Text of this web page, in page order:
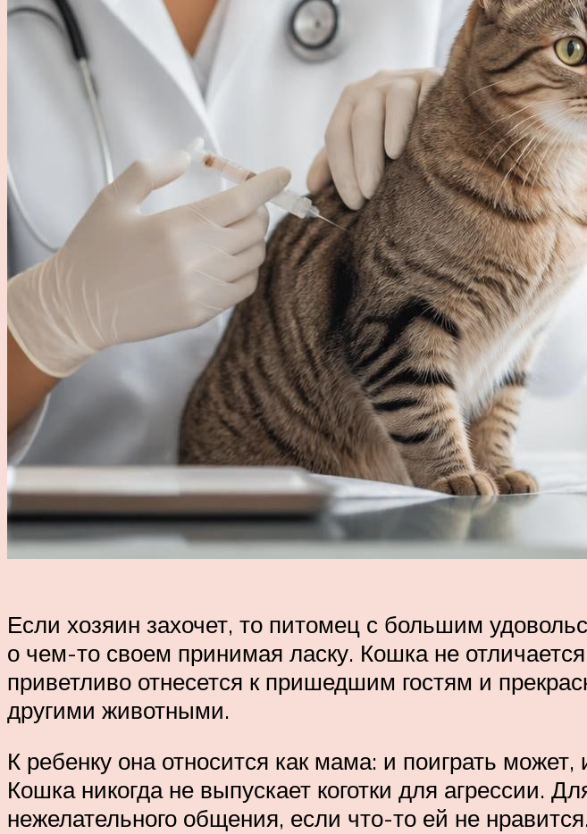
Если хозяин захочет, то питомец с большим
о чем-то своем принимая ласку. Кошка не
приветливо отнесется к пришедшим гостям и
другими животными.
К ребенку она относится как мама: и поиграть
Кошка никогда не выпускает коготки для агрессии.
нежелательного общения, если что-то ей не